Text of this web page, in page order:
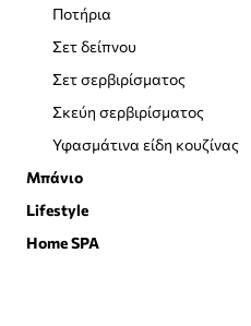
Φωτισμός
Χαλιά και πατάκια
Ποτήρια
Σετ δείπνου
Σετ σερβιρίσματος
Σκεύη σερβιρίσματος
Υφασμάτινα είδη κουζίνας
Μπάνιο
Αξεσουάρ μπάνιου
Κάδοι απορρυμάτων μπάνιου
Lifestyle
Answear Bookstore
Home SPA